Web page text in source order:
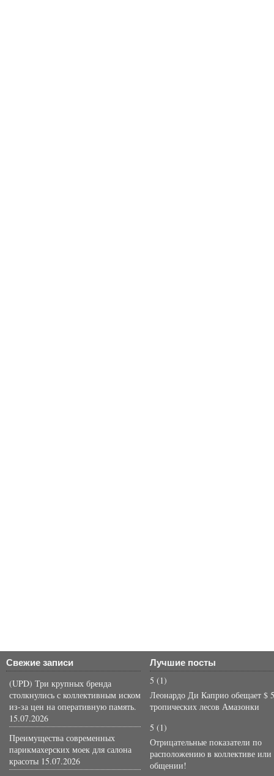
Свежие записи
(UPD) Три крупных бренда
столкнулись с коллективным иском
из-за цен на оперативную память.
15.07.2026
Преимущества современных
парикмахерских моек для салона
красоты 15.07.2026
Лучшие посты
5 (1)
Леонардо Ди Каприо обещает $
тропических лесов Амазонки
5 (1)
Отрицательные показатели по
расположению в коллективе
общении!